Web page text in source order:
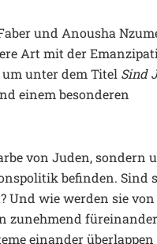
und Anousha
Art mit der
unter dem Titel Sind
einem besonderen
von Juden, sondern
befinden. Sind
Und wie werden sie
zunehmend
einander